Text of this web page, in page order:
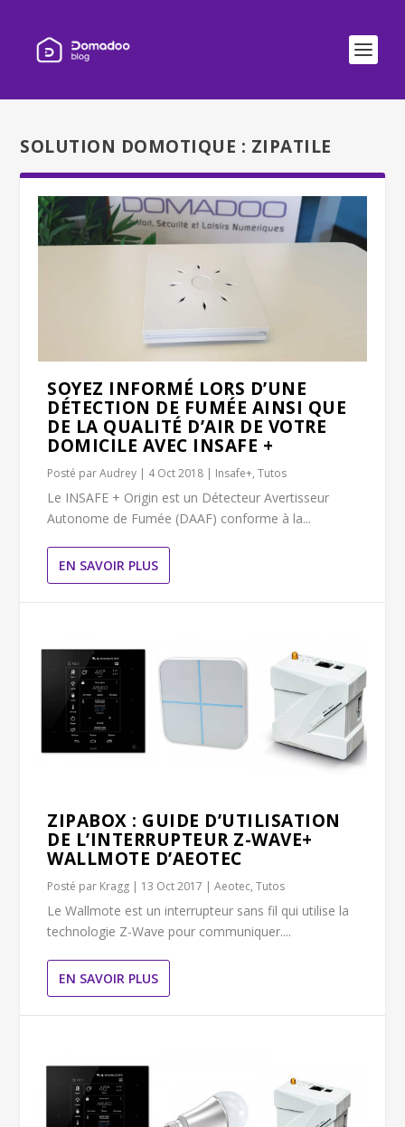
SOLUTION DOMOTIQUE : ZIPATILE
SOYEZ INFORMÉ LORS D’UNE
DÉTECTION DE FUMÉE AINSI QUE
DE LA QUALITÉ D’AIR DE VOTRE
DOMICILE AVEC INSAFE +
Posté parAudrey | 4 Oct 2018 | Insafe+,Tutos
Le INSAFE + Origin est un Détecteur Avertisseur
Autonome de Fumée (DAAF) conforme à la...
EN SAVOIR PLUS
ZIPABOX : GUIDE D’UTILISATION
DE L’INTERRUPTEUR Z-WAVE+
WALLMOTE D’AEOTEC
Posté par Kragg | 13 Oct 2017 |Aeotec,Tutos
Le Wallmote est un interrupteur sans fil qui utilise la
technologie Z-Wave pour communiquer....
EN SAVOIR PLUS